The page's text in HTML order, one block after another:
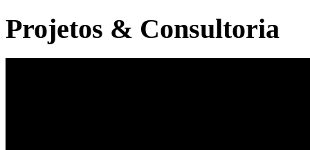
Projetos & Consultoria